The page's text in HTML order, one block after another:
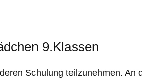
9.Klassen
Schulung teilzunehmen.